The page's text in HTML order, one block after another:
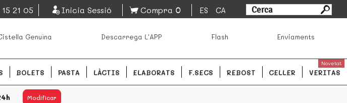
EsDeMercado.com
Barcelona y de productores locales.
21 05 Inicia Sessió Compra 0 ES CA
Genuïna Descarrega L'APP Flash Enviaments
BOLETS PASTA LÀCTIS ELABORATS F.SECS REBOST CELLER VERITAS
Novetat
Modificar